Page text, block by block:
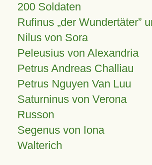
200 Soldaten
Rufinus „der Wundertäter”
Nilus von Sora
Peleusius von Alexandria
Petrus Andreas Challiau
Petrus Nguyen Van Luu
Saturninus von Verona
Russon
Segenus von Iona
Walterich